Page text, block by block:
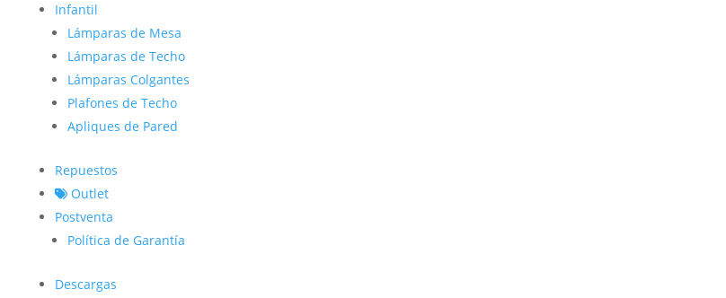
Infantil
Lámparas de Mesa
Lámparas de Techo
Lámparas Colgantes
Plafones de Techo
Apliques de Pared
Repuestos
Outlet
Postventa
Política de Garantía
Descargas